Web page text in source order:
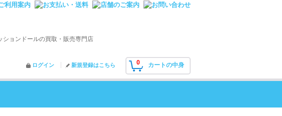
ョンドールの買取・販売専門店
0 カートの中身
ログイン 新規登録はこちら